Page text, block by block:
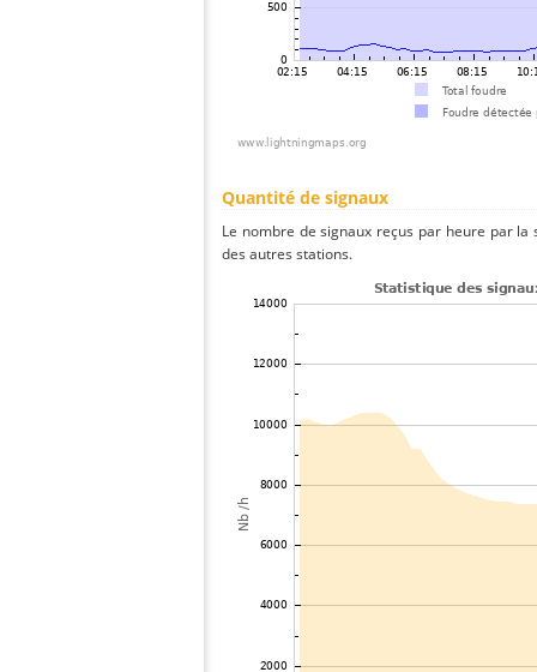
Quantité de signaux
Le nombre de signaux reçus par heure par
des autres stations.